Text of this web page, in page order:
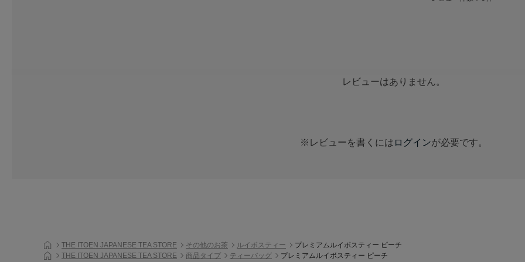
レビューはありません。
※レビューを書くには ログインが必要です。
THE ITOEN JAPANESE TEA STORE その他のお茶 ルイボスティー
プレミアムルイボスティー ピーチ
THE ITOEN JAPANESE TEA STORE
商品タイプ ティーバッグ プレミアムルイボスティー ピーチ